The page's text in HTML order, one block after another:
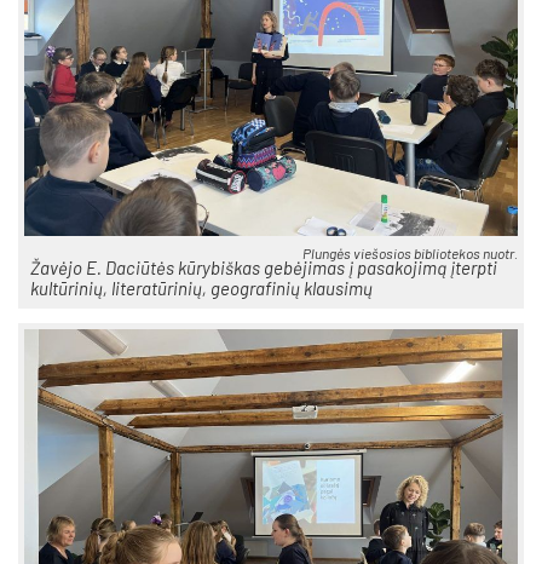
Plun­gės vie­šo­sios bib­lio­te­kos nuo­tr.
Ža­vė­jo E. Da­ciū­tės kū­ry­biš­kas ge­bė­ji­mas į pa­sa­ko­ji­mą įterp­ti
kul­tū­ri­nių, li­te­ra­tū­ri­nių, geog­ra­fi­nių klau­si­mų